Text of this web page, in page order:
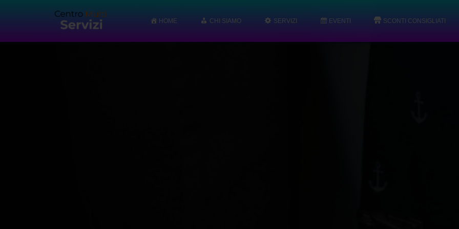
HOME CHI SIAMO SERVIZI EVENTI SCONTI CONSIGLIATI